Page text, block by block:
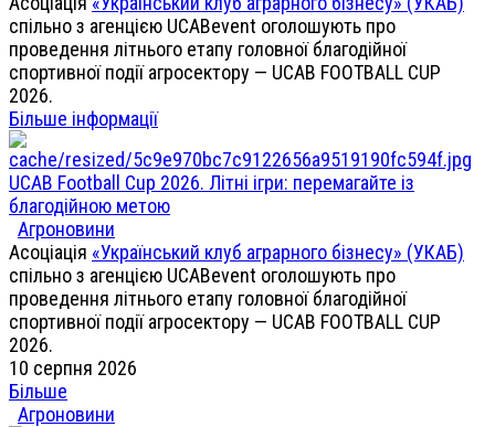
спільно з агенцією UCABevent оголошують про
проведення літнього етапу головної благодійної
спортивної події агросектору — UCAB FOOTBALL CUP
2026.
Більше інформації
UCAB Football Cup 2026. Літні ігри: перемагайте із
благодійною метою
Агроновини
Асоціація «Український клуб аграрного бізнесу» (УКАБ)
спільно з агенцією UCABevent оголошують про
проведення літнього етапу головної благодійної
спортивної події агросектору — UCAB FOOTBALL CUP
2026.
10 серпня 2026
Більше
Агроновини